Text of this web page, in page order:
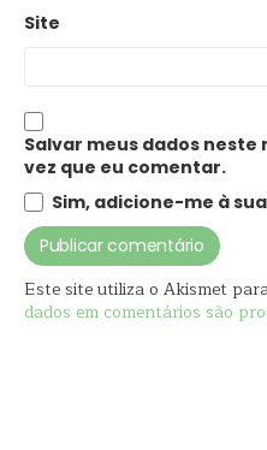
Site
Salvar meus dados
vez que eu comentar.
Sim, adicione-me à
Este site utiliza o Akismet
dados em comentários são